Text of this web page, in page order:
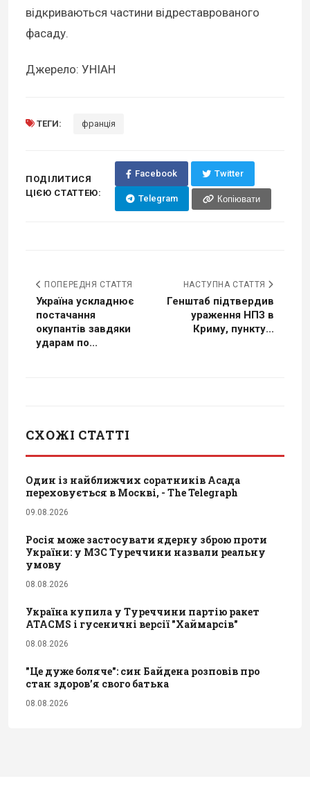
відкриваються частини відреставрованого
фасаду.
Джерело: УНІАН
ТЕГИ: франція
ПОДІЛИТИСЯ
ЦІЄЮ СТАТТЕЮ:
Facebook Twitter
Telegram Копіювати
ПОПЕРЕДНЯ СТАТТЯ
Україна ускладнює
постачання
окупантів завдяки
ударам по...
НАСТУПНА СТАТТЯ
Генштаб підтвердив
ураження НПЗ в
Криму, пункту...
СХОЖІ СТАТТІ
Один із найближчих соратників Асада
переховується в Москві, - The Telegraph
09.08.2026
Росія може застосувати ядерну зброю проти
України: у МЗС Туреччини назвали реальну
умову
08.08.2026
Україна купила у Туреччини партію ракет
ATACMS і гусеничні версії "Хаймарсів"
08.08.2026
"Це дуже боляче": син Байдена розповів про
стан здоров’я свого батька
08.08.2026